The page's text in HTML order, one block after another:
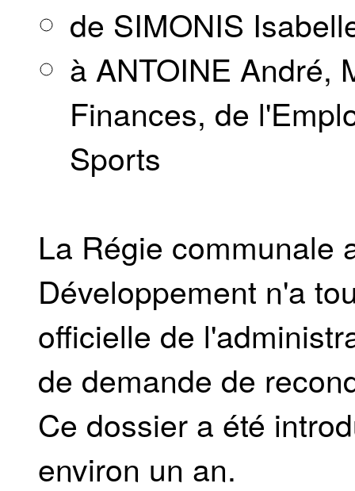
de SIMONIS
à ANTOINE André,
Finances, de
Sports
La Régie communale
Développement n'a
officielle de
de demande de
Ce dossier a été
environ un an.